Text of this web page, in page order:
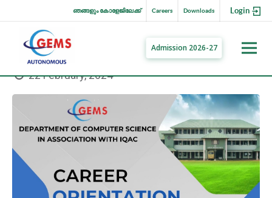
Login
Downloads
Careers
ഞങ്ങളും കോളേജിലേക്ക്
Admission 2026-27
22 February, 2024